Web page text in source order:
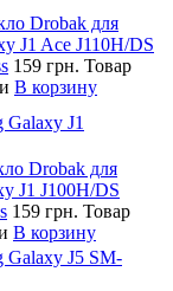
Drobak для
J1 Ace J110H/DS
159 грн. Товар
В корзину
Galaxy J1
Drobak для
J1 J100H/DS
159 грн. Товар
В корзину
Galaxy J5 SM-